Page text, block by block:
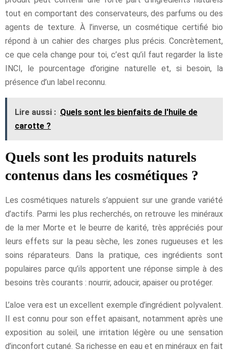
tout en comportant des conservateurs, des parfums ou des
agents de texture. À l’inverse, un cosmétique certifié bio
répond à un cahier des charges plus précis. Concrètement,
ce que cela change pour toi, c’est qu’il faut regarder la liste
INCI, le pourcentage d’origine naturelle et, si besoin, la
présence d’un label reconnu.
Lire aussi : Quels sont les bienfaits de l'huile de
carotte ?
Quels sont les produits naturels
contenus dans les cosmétiques ?
Les cosmétiques naturels s’appuient sur une grande variété
d’actifs. Parmi les plus recherchés, on retrouve les minéraux
de la mer Morte et le beurre de karité, très appréciés pour
leurs effets sur la peau sèche, les zones rugueuses et les
soins réparateurs. Dans la pratique, ces ingrédients sont
populaires parce qu’ils apportent une réponse simple à des
besoins très courants : nourrir, adoucir, apaiser ou protéger.
L’aloe vera est un excellent exemple d’ingrédient polyvalent.
Il est connu pour son effet apaisant, notamment après une
exposition au soleil, une irritation légère ou une sensation
d’inconfort cutané. Sa richesse en eau et en minéraux en fait